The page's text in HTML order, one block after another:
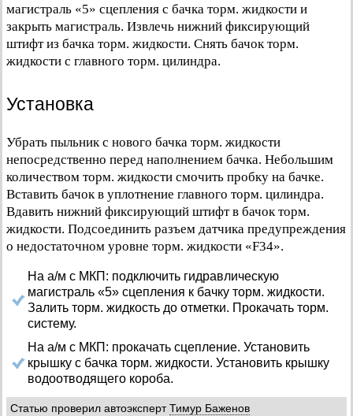
магистраль «5» сцепления с бачка торм. жидкости и
закрыть магистраль. Извлечь нижний фиксирующий
штифт из бачка торм. жидкости. Снять бачок торм.
жидкости с главного торм. цилиндра.
Установка
Убрать пыльник с нового бачка торм. жидкости
непосредственно перед наполнением бачка. Небольшим
количеством торм. жидкости смочить пробку на бачке.
Вставить бачок в уплотнение главного торм. цилиндра.
Вдавить нижний фиксирующий штифт в бачок торм.
жидкости. Подсоединить разъем датчика предупреждения
о недостаточном уровне торм. жидкости «F34».
На а/м с МКП: подключить гидравлическую
магистраль «5» сцепления к бачку торм. жидкости.
Залить торм. жидкость до отметки. Прокачать торм.
систему.
На а/м с МКП: прокачать сцепление. Установить
крышку с бачка торм. жидкости. Установить крышку
водоотводящего короба.
Статью проверил автоэкспертТимур Баженов